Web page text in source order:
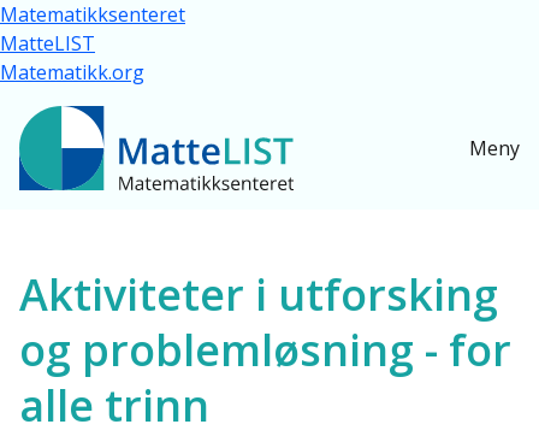
Hopp til hovedinnhold
Matematikksenteret
MatteLIST
Matematikk.org
Meny
Ressurser for alle
Aktiviteter i utforsking
og problemløsning - for
alle trinn